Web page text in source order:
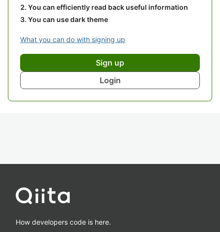
You can efficiently read back useful information
You can use dark theme
What you can do with signing up
Sign up
Login
How developers code is here.